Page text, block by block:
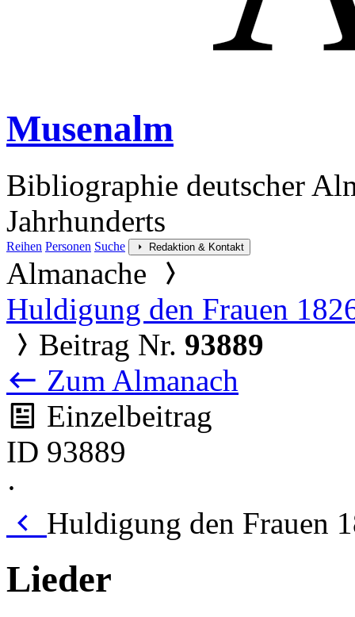
Musenalm
Bibliographie deutscher
Jahrhunderts
Reihen Personen Suche Redaktion & Kontakt
Almanache
Huldigung den Frauen
Beitrag Nr. 93889
Zum Almanach
Einzelbeitrag
ID 93889
·
Huldigung den Frauen
Lieder